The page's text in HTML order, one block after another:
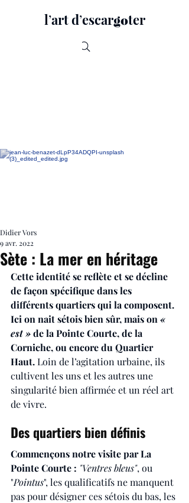
lʼart dʼescargoter
Sète : La mer en héritage
Didier Vors
9 avr. 2022
Cette identité se reflète et se décline
de façon spécifique dans les
différents quartiers qui la composent.
Ici on nait sétois bien sûr, mais on «
est » de la Pointe Courte, de la
Corniche, ou encore du Quartier
Haut. Loin de l’agitation urbaine, ils
cultivent les uns et les autres une
singularité bien affirmée et un réel art
de vivre.
Des quartiers bien définis
Commençons notre visite par La
Pointe Courte : "Ventres bleus", ou
"Pointus", les qualificatifs ne manquent
pas pour désigner ces sétois du bas, les